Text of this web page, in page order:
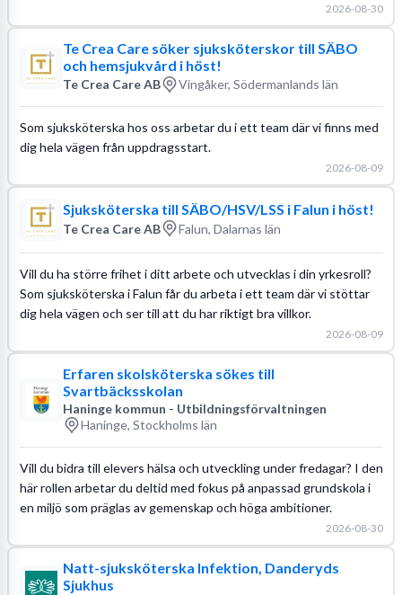
2026-08-30
Te Crea Care söker sjuksköterskor till SÄBO
och hemsjukvård i höst!
Te Crea Care AB Vingåker, Södermanlands län
Som sjuksköterska hos oss arbetar du i ett team där vi finns med
dig hela vägen från uppdragsstart.
2026-08-09
Sjuksköterska till SÄBO/HSV/LSS i Falun i höst!
Te Crea Care AB Falun, Dalarnas län
Vill du ha större frihet i ditt arbete och utvecklas i din yrkesroll?
Som sjuksköterska i Falun får du arbeta i ett team där vi stöttar
dig hela vägen och ser till att du har riktigt bra villkor.
2026-08-09
Erfaren skolsköterska sökes till
Svartbäcksskolan
Haninge kommun - Utbildningsförvaltningen
Haninge, Stockholms län
Vill du bidra till elevers hälsa och utveckling under fredagar? I den
här rollen arbetar du deltid med fokus på anpassad grundskola i
en miljö som präglas av gemenskap och höga ambitioner.
2026-08-30
Natt-sjuksköterska Infektion, Danderyds
Sjukhus